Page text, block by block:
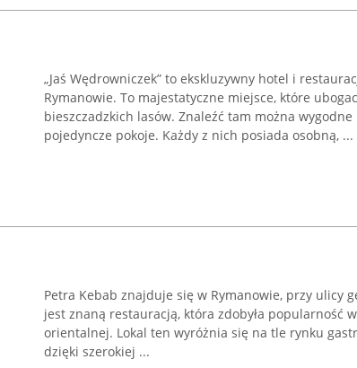
„Jaś Wędrowniczek” to ekskluzywny hotel i
Rymanowie. To majestatyczne miejsce, które
bieszczadzkich lasów. Znaleźć tam można
pojedyncze pokoje. Każdy z nich posiada osobną, ...
Petra Kebab znajduje się w Rymanowie, przy ulicy
jest znaną restauracją, która zdobyła popularność
orientalnej. Lokal ten wyróżnia się na tle rynku
dzięki szerokiej ...